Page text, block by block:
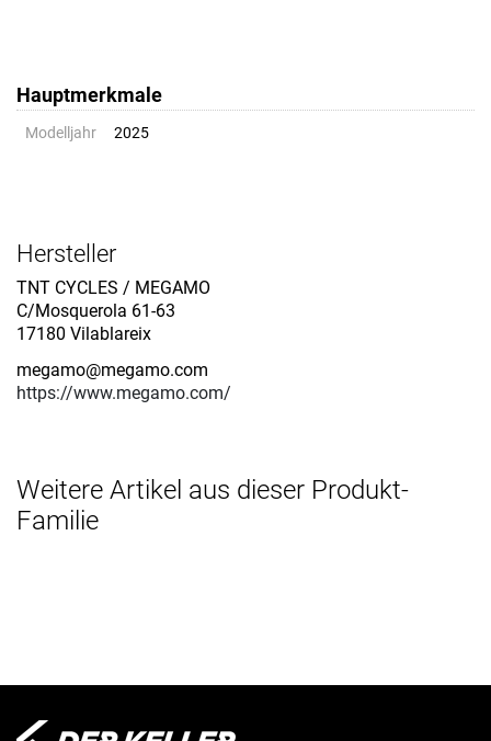
Hauptmerkmale
Modelljahr 2025
Hersteller
TNT CYCLES / MEGAMO
C/Mosquerola 61-63
17180 Vilablareix
megamo@megamo.com
https://www.megamo.com/
Weitere Artikel aus dieser Produkt-
Familie